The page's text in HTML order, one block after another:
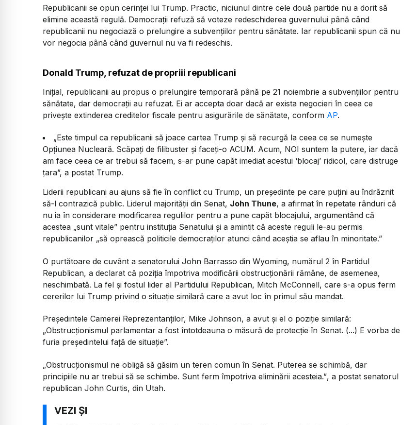
Republicanii se opun cerinței lui Trump. Practic, niciunul dintre cele două partide nu a dorit să
elimine această regulă. Democrații refuză să voteze redeschiderea guvernului până când
republicanii nu negociază o prelungire a subvențiilor pentru sănătate. Iar republicanii spun că nu
vor negocia până când guvernul nu va fi redeschis.
Donald Trump, refuzat de propriii republicani
Inițial, republicanii au propus o prelungire temporară până pe 21 noiembrie a subvențiilor pentru
sănătate, dar democrații au refuzat. Ei ar accepta doar dacă ar exista negocieri în ceea ce
privește extinderea creditelor fiscale pentru asigurările de sănătate, conform AP.
„Este timpul ca republicanii să joace cartea Trump și să recurgă la ceea ce se numește
Opțiunea Nucleară. Scăpați de filibuster și faceți-o ACUM. Acum, NOI suntem la putere, iar dacă
am face ceea ce ar trebui să facem, s-ar pune capăt imediat acestui ‘blocaj’ ridicol, care distruge
țara”, a postat Trump.
Liderii republicani au ajuns să fie în conflict cu Trump, un președinte pe care puțini au îndrăznit
să-l contrazică public. Liderul majorității din Senat, John Thune, a afirmat în repetate rânduri că
nu ia în considerare modificarea regulilor pentru a pune capăt blocajului, argumentând că
acestea „sunt vitale” pentru instituția Senatului și a amintit că aceste reguli le-au permis
republicanilor „să oprească politicile democraților atunci când aceștia se aflau în minoritate.”
O purtătoare de cuvânt a senatorului John Barrasso din Wyoming, numărul 2 în Partidul
Republican, a declarat că poziția împotriva modificării obstrucționării rămâne, de asemenea,
neschimbată. La fel și fostul lider al Partidului Republican, Mitch McConnell, care s-a opus ferm
cererilor lui Trump privind o situație similară care a avut loc în primul său mandat.
Președintele Camerei Reprezentanților, Mike Johnson, a avut și el o poziție similară:
„Obstrucționismul parlamentar a fost întotdeauna o măsură de protecție în Senat. (...) E vorba de
furia președintelui față de situație”.
„Obstrucționismul ne obligă să găsim un teren comun în Senat. Puterea se schimbă, dar
principiile nu ar trebui să se schimbe. Sunt ferm împotriva eliminării acesteia.”, a postat senatorul
republican John Curtis, din Utah.